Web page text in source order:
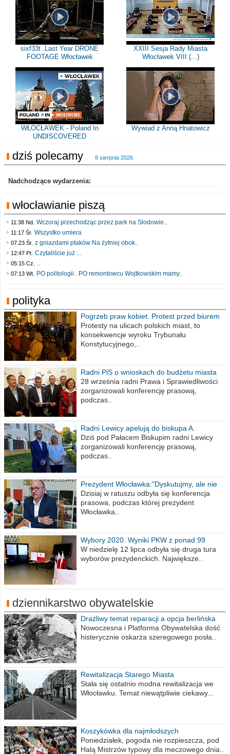
sixf33t .Last Year DRONE
FOOTAGE Włocławek
XXIII Sesja Rady Miasta
Włocławek VIII (...)
WŁOCŁAWEK - Poland In
UNDISCOVERED
Wywiad z Anną Hnatowicz
dziś polecamy 8 sierpnia 2026
Nadchodzące wydarzenia:
włocławianie piszą
11:38 Nd. Wczoraj przechodząc przez park na Słodowie..
11:17 Śr. Wszystko umiera
07:23 Śr. z gniazdami ptaków Na żytniej obok..
12:47 Pt. Czytaliście już :..
05:15 Cz. ..
07:13 Wt. PO politologii . PO remontowcu Wojtkowskim mamy..
polityka
Pogrzeb praw kobiet. Protest przed biurem
poselskim PiS
Protesty na ulicach polskich miast, to
konsekwencje wyroku Trybunału
Konstytucyjnego,..
Radni PiS o wnioskach do budżetu miasta
na 2021 rok
28 września radni Prawa i Sprawiedliwości
zorganizowali konferencję prasową,
podczas..
Radni Lewicy apelują do biskupa A.
Wiesława Meringa
Dziś pod Pałacem Biskupim radni Lewicy
zorganizowali konferencję prasową,
podczas..
Prezydent Włocławka:"Dyskutujmy, ale nie
obrażajmy się”
Dzisiaj w ratuszu odbyła się konferencja
prasowa, podczas której prezydent
Włocławka..
Wybory 2020. Wyniki PKW z ponad 99
procent obwodów
W niedzielę 12 lipca odbyła się druga tura
wyborów prezydenckich. Największe..
dziennikarstwo obywatelskie
Drażliwy temat reparacji a opcja berlińska
Nowoczesna i Platforma Obywatelska dość
histerycznie oskarża szeregowego posła..
Rewitalizacja Starego Miasta
Stała się ostatnio modna rewitalizacja we
Włocławku. Temat niewątpliwie ciekawy...
Koszykówka dla najmłodszych
Poniedziałek, pogoda nie rozpieszcza, pod
Halą Mistrzów typowy dla meczowego dnia..